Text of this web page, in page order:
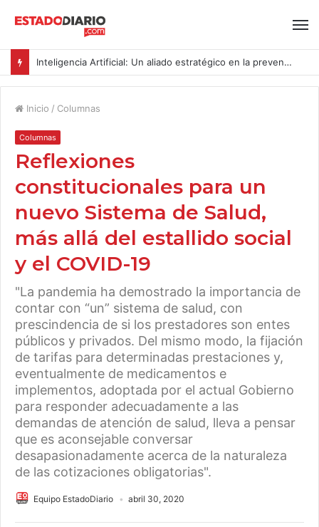
Inteligencia Artificial: Un aliado estratégico en la prevención del acoso y la violencia laboral bajo la Ley Karin
Inicio / Columnas
Columnas
Reflexiones
constitucionales para un
nuevo Sistema de Salud,
más allá del estallido social
y el COVID-19
"La pandemia ha demostrado la importancia de
contar con “un” sistema de salud, con
prescindencia de si los prestadores son entes
públicos y privados. Del mismo modo, la fijación
de tarifas para determinadas prestaciones y,
eventualmente de medicamentos e
implementos, adoptada por el actual Gobierno
para responder adecuadamente a las
demandas de atención de salud, lleva a pensar
que es aconsejable conversar
desapasionadamente acerca de la naturaleza
de las cotizaciones obligatorias".
Equipo EstadoDiario abril 30, 2020